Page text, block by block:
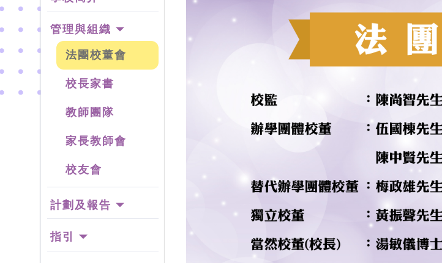
管理與組織
法團校董會
校長家書
教師團隊
家長教師會
校友會
計劃及報告
指引